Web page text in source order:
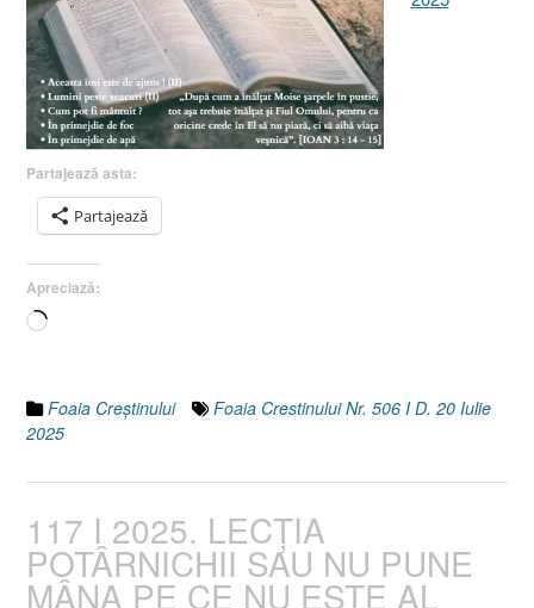
Partajează asta:
Partajează
Apreciază:
Încarc...
Foaia Creştinului
Foaia Crestinului Nr. 506 I D. 20 Iulie
2025
117 I 2025. LECȚIA
POTÂRNICHII SAU NU PUNE
MÂNA PE CE NU ESTE AL